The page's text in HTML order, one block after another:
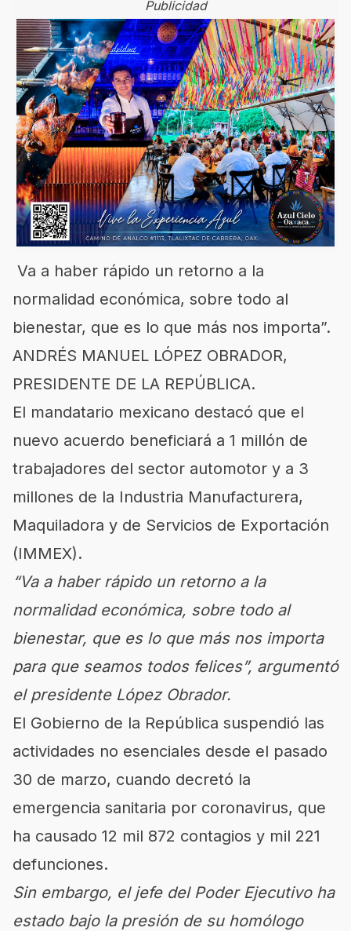
Publicidad
Va a haber rápido un retorno a la
normalidad económica, sobre todo al
bienestar, que es lo que más nos importa”.
ANDRÉS MANUEL LÓPEZ OBRADOR,
PRESIDENTE DE LA REPÚBLICA.
El mandatario mexicano destacó que el
nuevo acuerdo beneficiará a 1 millón de
trabajadores del sector automotor y a 3
millones de la Industria Manufacturera,
Maquiladora y de Servicios de Exportación
(IMMEX).
“Va a haber rápido un retorno a la
normalidad económica, sobre todo al
bienestar, que es lo que más nos importa
para que seamos todos felices”, argumentó
el presidente López Obrador.
El Gobierno de la República suspendió las
actividades no esenciales desde el pasado
30 de marzo, cuando decretó la
emergencia sanitaria por coronavirus, que
ha causado 12 mil 872 contagios y mil 221
defunciones.
Sin embargo, el jefe del Poder Ejecutivo ha
estado bajo la presión de su homólogo